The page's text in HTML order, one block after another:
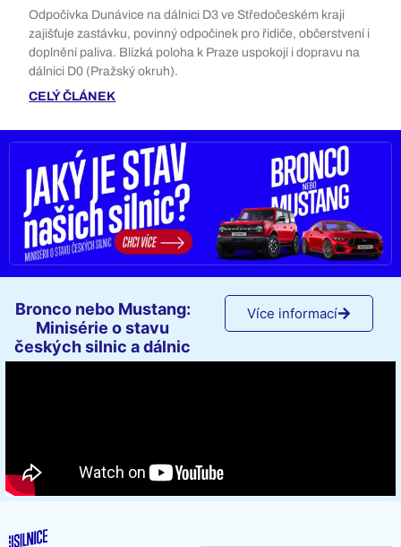
Odpočívka Dunávice na dálnici D3 ve Středočeském kraji
zajišťuje zastávku, povinný odpočinek pro řidiče, občerstvení i
doplnění paliva. Blízká poloha k Praze uspokojí i dopravu na
dálnici D0 (Pražský okruh).
CELÝ ČLÁNEK
Bronco nebo Mustang:
Minisérie o stavu
českých silnic a dálnic
Více informací